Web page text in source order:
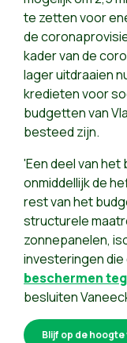
te zetten voor
de
kader van de
lager uitdraaien
kredieten voor
budgetten van
besteed zijn.
'Een deel van
onmiddellijk de
rest van het
structurele
zonnepanelen,
investeringen die
beschermen
besluiten
Blijf op de